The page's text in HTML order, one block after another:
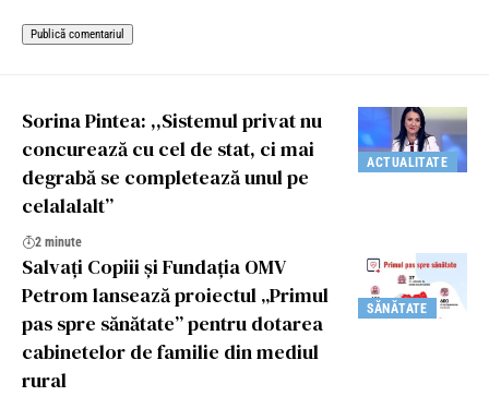
ACTUALITATE
Sorina Pintea: ,,Sistemul privat nu
concurează cu cel de stat, ci mai
degrabă se completează unul pe
celalalalt”
2 minute
SĂNĂTATE
Salvați Copiii și Fundația OMV
Petrom lansează proiectul „Primul
pas spre sănătate” pentru dotarea
cabinetelor de familie din mediul
rural